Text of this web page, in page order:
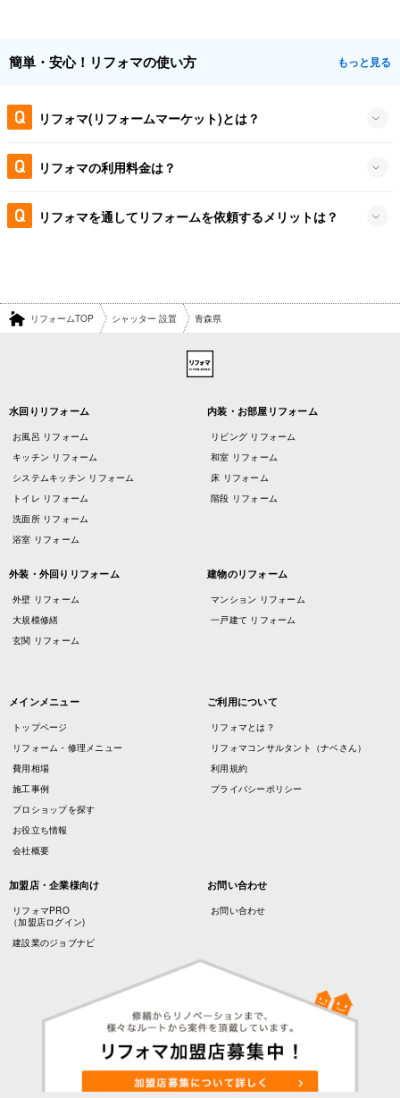
簡単・安心！リフォマの使い方 もっと見る
リフォマ(リフォームマーケット)とは？
リフォマの利用料金は？
リフォマを通してリフォームを依頼するメリットは？
リフォームTOP シャッター 設置 青森県
水回りリフォーム
お風呂 リフォーム
キッチン リフォーム
システムキッチン リフォーム
トイレ リフォーム
洗面所 リフォーム
浴室 リフォーム
内装・お部屋リフォーム
リビング リフォーム
和室 リフォーム
床 リフォーム
階段 リフォーム
外装・外回りリフォーム
外壁 リフォーム
大規模修繕
玄関 リフォーム
建物のリフォーム
マンション リフォーム
一戸建て リフォーム
メインメニュー
トップページ
リフォーム・修理メニュー
費用相場
施工事例
プロショップを探す
お役立ち情報
会社概要
ご利用について
リフォマとは？
リフォマコンサルタント（ナベさん）
利用規約
プライバシーポリシー
加盟店・企業様向け
リフォマPRO
（加盟店ログイン)
建設業のジョブナビ
お問い合わせ
お問い合わせ